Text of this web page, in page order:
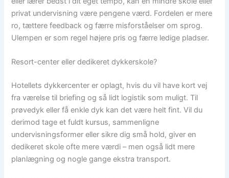
privat undervisning være pengene værd. Fordelen er mere
ro, tættere feedback og færre misforståelser om sprog.
Ulempen er som regel højere pris og færre ledige pladser.
Resort-center eller dedikeret dykkerskole?
Hotellets dykkercenter er oplagt, hvis du vil have kort vej
fra værelse til briefing og så lidt logistik som muligt. Til
prøvedyk eller få enkle dyk kan det være helt fint. Vil du
derimod tage et fuldt kursus, sammenligne
undervisningsformer eller sikre dig små hold, giver en
dedikeret skole ofte mere værdi – men også lidt mere
planlægning og nogle gange ekstra transport.